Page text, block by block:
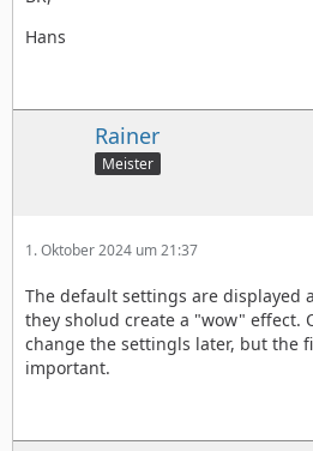
Hans
Rainer
Meister
1. Oktober 2024 um 21:37
The default settings are displayed
they sholud create a "wow" effect.
change the settingls later, but the
important.